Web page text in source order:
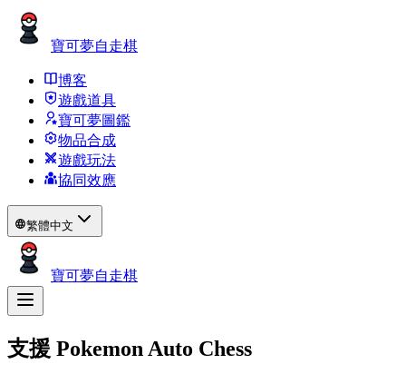
寶可夢自走棋
博客
遊戲道具
寶可夢圖鑑
物品合成
遊戲玩法
協同效應
繁體中文
寶可夢自走棋
支援 Pokemon Auto Chess